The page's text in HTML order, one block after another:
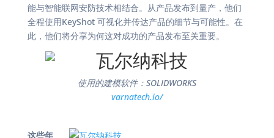
能与智能联网安防技术相结合。从产品发布到量产，他们
全程使用KeyShot 可视化并传达产品的细节与可能性。在
此，他们将分享为何这对成功的产品发布至关重要。
使用的建模软件：SOLIDWORKS
varnatech.io/
这些年